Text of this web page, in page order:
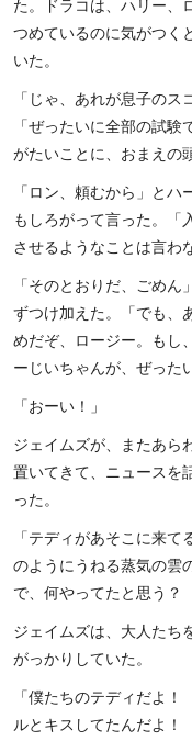
た。ドラコは、ハリー、
つめているのに気がつく
いた。
「じゃ、あれが息子のス
「ぜったいに全部の試
がたいことに、おまえの
「ロン、頼むから」と
もしろがって言った。「
させるようなことは言わ
「そのとおりだ、ごめ
ずつけ加えた。「でも、
めだぞ、ロージー。もし
ーじいちゃんが、ぜった
「おーい！」
ジェイムズが、またあら
置いてきて、ニュースを
った。
「テディがあそこに来
のようにうねる蒸気の雲
で、何やってたと思う？
ジェイムズは、大人たち
がっかりしていた。
「僕たちのテディだよ
ルとキスしてたんだよ